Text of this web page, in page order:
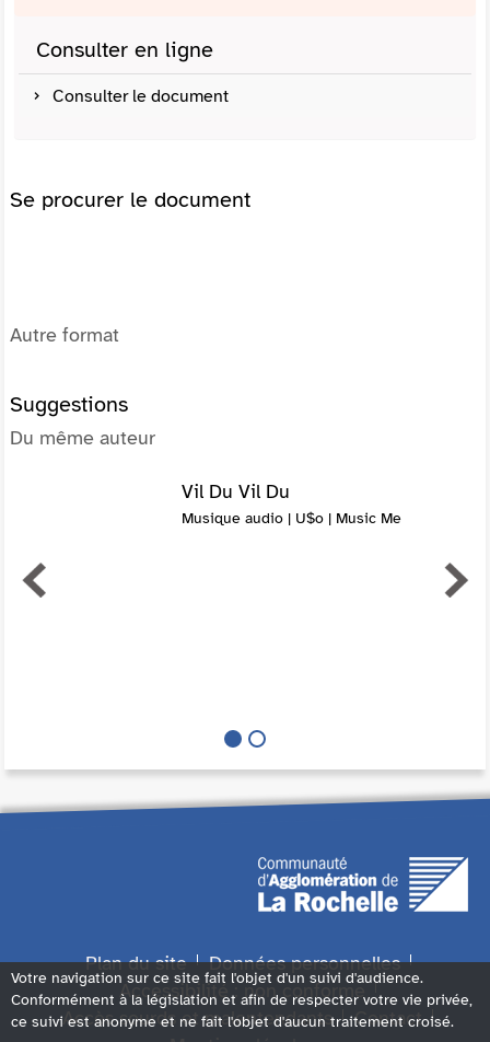
Consulter en ligne
Consulter le document
Se procurer le document
Autre format
Suggestions
Du même auteur
Vil Du Vil Du
Musique audio | U$o | Music Me
Plan du site
Données personnelles
Accessibilité : non conforme
Accès sourds et malentendants
Contact
Votre navigation sur ce site fait l'objet d'un suivi d'audience.
Conformément à la législation et afin de respecter votre vie privée,
ce suivi est anonyme et ne fait l'objet d'aucun traitement croisé.